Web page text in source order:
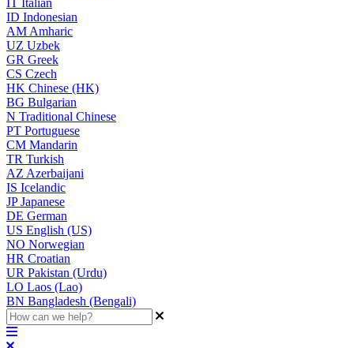
IT Italian
ID Indonesian
AM Amharic
UZ Uzbek
GR Greek
CS Czech
HK Chinese (HK)
BG Bulgarian
N Traditional Chinese
PT Portuguese
CM Mandarin
TR Turkish
AZ Azerbaijani
IS Icelandic
JPJapanese
DE German
US English (US)
NO Norwegian
HR Croatian
UR Pakistan (Urdu)
LO Laos (Lao)
BN Bangladesh (Bengali)